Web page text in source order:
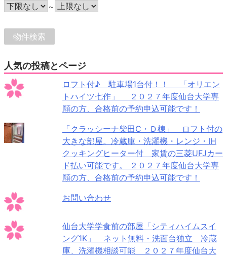
～
人気の投稿とページ
ロフト付♪ 駐車場1台付！！ 「オリエン
トハイツ七作」 ２０２７年度仙台大学専
願の方、合格前の予約申込可能です！
「クラッシーナ柴田C・Ｄ棟」 ロフト付の
大きな部屋。冷蔵庫・洗濯機・レンジ・IH
クッキングヒーター付 家賃の三菱UFJカー
ド払い可能です。 ２０２７年度仙台大学専
願の方、合格前の予約申込可能です！
お問い合わせ
仙台大学学食前の部屋「シティハイムスイ
ング1K」 ネット無料・洗面台独立 冷蔵
庫、洗濯機相談可能 ２０２７年度仙台大